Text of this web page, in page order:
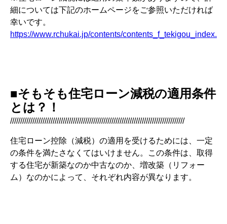
細については下記のホームページをご参照いただければ
幸いです。
https://www.rchukai.jp/contents/
■そもそも住宅ローン減税の適用条件
とは？！
//////////////////////////////////////////////////////////////////////////////////////
住宅ローン控除（減税）の適用を受けるためには、一定
の条件を満たさなくてはいけません。この条件は、取得
する住宅が新築なのか中古なのか、増改築（リフォー
ム）なのかによって、それぞれ内容が異なります。